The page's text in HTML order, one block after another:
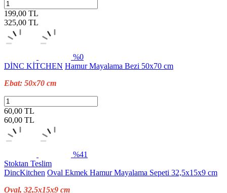
199,00 TL
325,00 TL
%0
DİNC KİTCHEN Hamur Mayalama Bezi 50x70 cm
Ebat: 50x70 cm
60,00 TL
60,00 TL
%41
Stoktan Teslim
DincKitchen Oval Ekmek Hamur Mayalama Sepeti 32,5x15x9 cm
Oval, 32,5x15x9 cm